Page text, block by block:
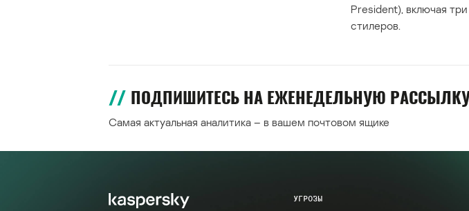
President), включая
стилеров.
ПОДПИШИТЕСЬ НА ЕЖЕНЕДЕЛЬНУЮ
Самая актуальная аналитика – в вашем почтовом ящике
УГРОЗЫ